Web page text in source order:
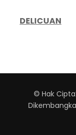
DELICUAN
© Hak